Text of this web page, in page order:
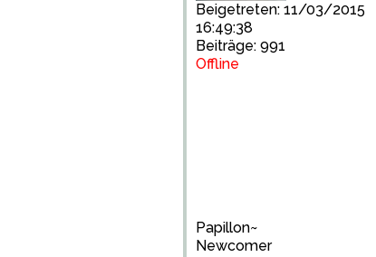
Beigetreten: 11/03/2015
16:49:38
Beiträge: 991
Offline
Papillon~
Newcomer